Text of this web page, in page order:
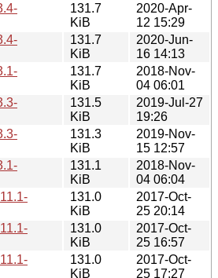
131.7
KiB
2020-Apr-
12 15:29
131.7
KiB
2020-Jun-
16 14:13
131.7
KiB
2018-Nov-
04 06:01
131.5
KiB
2019-Jul-27
19:26
131.3
KiB
2019-Nov-
15 12:57
131.1
KiB
2018-Nov-
04 06:04
131.0
KiB
2017-Oct-
25 20:14
131.0
KiB
2017-Oct-
25 16:57
131.0
KiB
2017-Oct-
25 17:27